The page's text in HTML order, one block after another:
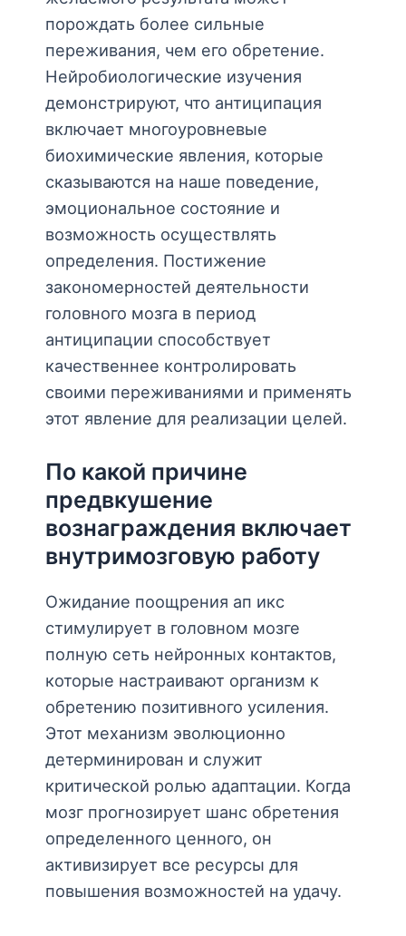
порождать более сильные
переживания, чем его обретение.
Нейробиологические изучения
демонстрируют, что антиципация
включает многоуровневые
биохимические явления, которые
сказываются на наше поведение,
эмоциональное состояние и
возможность осуществлять
определения. Постижение
закономерностей деятельности
головного мозга в период
антиципации способствует
качественнее контролировать
своими переживаниями и применять
этот явление для реализации целей.
По какой причине
предвкушение
вознаграждения включает
внутримозговую работу
Ожидание поощрения ап икс
стимулирует в головном мозге
полную сеть нейронных контактов,
которые настраивают организм к
обретению позитивного усиления.
Этот механизм эволюционно
детерминирован и служит
критической ролью адаптации. Когда
мозг прогнозирует шанс обретения
определенного ценного, он
активизирует все ресурсы для
повышения возможностей на удачу.